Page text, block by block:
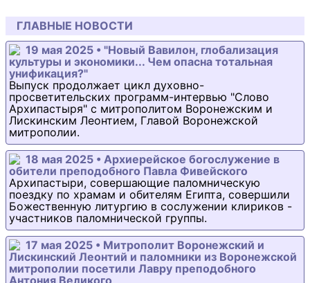
ГЛАВНЫЕ НОВОСТИ
19 мая 2025 • "Новый Вавилон, глобализация
культуры и экономики... Чем опасна тотальная
унификация?"
Выпуск продолжает цикл духовно-
просветительских программ-интервью "Слово
Архипастыря" с митрополитом Воронежским и
Лискинским Леонтием, Главой Воронежской
митрополии.
18 мая 2025 • Архиерейское богослужение в
обители преподобного Павла Фивейского
Архипастыри, совершающие паломническую
поездку по храмам и обителям Египта, совершили
Божественную литургию в сослужении клириков -
участников паломнической группы.
17 мая 2025 • Митрополит Воронежский и
Лискинский Леонтий и паломники из Воронежской
митрополии посетили Лавру преподобного
Антония Великого